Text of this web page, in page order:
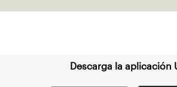
Descarga la aplicación